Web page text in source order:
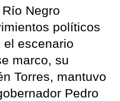
Negro
políticos
el escenario
marco, su
Torres, mantuvo
Pedro